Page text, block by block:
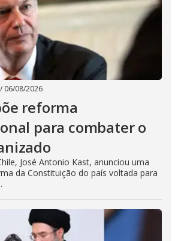
/ 06/08/2026
reforma
para combater o
José Antonio Kast, anunciou uma
da Constituição do país voltada para